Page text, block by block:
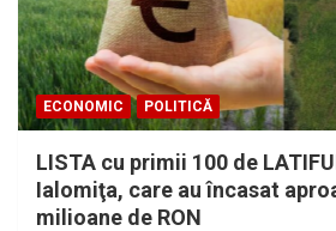
ECONOMIC POLITICĂ
LISTA cu primii 100 de
Ialomiţa, care au încasat
milioane de RON